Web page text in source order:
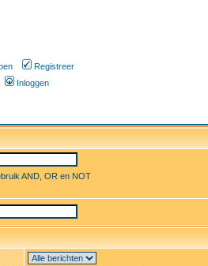
Registreer
Inloggen
AND, OR en NOT